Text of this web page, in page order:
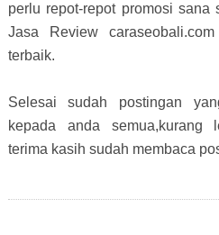
perlu repot-repot promosi sana
Jasa Review
terbaik.
Selesai sudah postingan
kepada anda semua,kurang
terima kasih sudah membaca